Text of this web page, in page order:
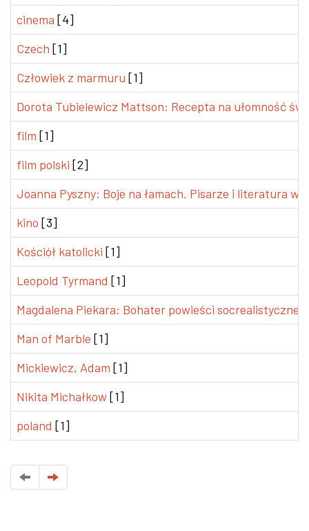
cinema [4]
Czech [1]
Człowiek z marmuru [1]
Dorota Tubielewicz Mattson: Recepta na ułomność
film [1]
film polski [2]
Joanna Pyszny: Boje na łamach. Pisarze i literatura
kino [3]
Kościół katolicki [1]
Leopold Tyrmand [1]
Magdalena Piekara: Bohater powieści socrealistycznej
Man of Marble [1]
Mickiewicz, Adam [1]
Nikita Michałkow[1]
poland [1]